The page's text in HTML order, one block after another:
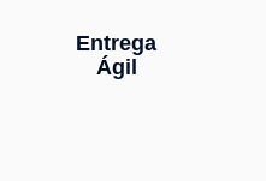
Entrega
Ágil